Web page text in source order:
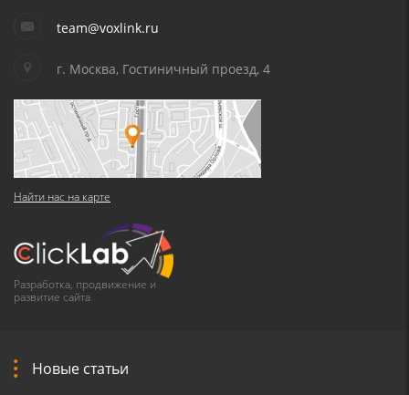
team@voxlink.ru
г. Москва, Гостиничный проезд, 4
Найти нас на карте
Разработка, продвижение и
развитие сайта
Новые статьи